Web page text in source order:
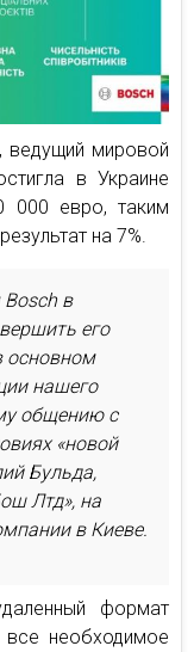
ведущий мировой
в Украине
000 евро, таким
на 7%.
в
его
основном
нашего
общению с
«новой
Бульда,
Лтд», на
в Киеве.
формат
все необходимое